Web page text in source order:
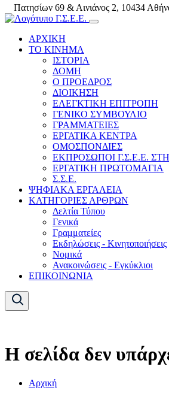
Πατησίων 69 & Αινιάνος 2, 10434
ΑΡΧΙΚΗ
ΤΟ ΚΙΝΗΜΑ
ΙΣΤΟΡΙΑ
ΔΟΜΗ
Ο ΠΡΟΕΔΡΟΣ
ΔΙΟΙΚΗΣΗ
ΕΛΕΓΚΤΙΚΗ ΕΠΙΤΡΟΠΗ
ΓΕΝΙΚΟ ΣΥΜΒΟΥΛΙΟ
ΓΡΑΜΜΑΤΕΙΕΣ
ΕΡΓΑΤΙΚΑ ΚΕΝΤΡΑ
ΟΜΟΣΠΟΝΔΙΕΣ
ΕΚΠΡΟΣΩΠΟΙ Γ.Σ.Ε.Ε.
ΕΡΓΑΤΙΚΗ ΠΡΩΤΟΜΑΓΙΑ
Σ.Σ.Ε.
ΨΗΦΙΑΚΑ ΕΡΓΑΛΕΙΑ
ΚΑΤΗΓΟΡΙΕΣ ΑΡΘΡΩΝ
Δελτία Τύπου
Γενικά
Γραμματείες
Εκδηλώσεις - Κινητοποιήσεις
Νομικά
Ανακοινώσεις - Εγκύκλιοι
ΕΠΙΚΟΙΝΩΝΙΑ
Η σελίδα δεν
Αρχική